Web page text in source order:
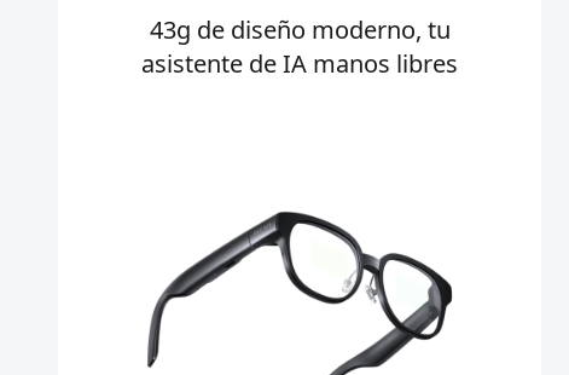
43g de diseño moderno, tu
asistente de IA manos libres